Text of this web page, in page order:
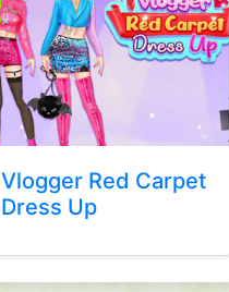
Vlogger Red Carpet
Dress Up